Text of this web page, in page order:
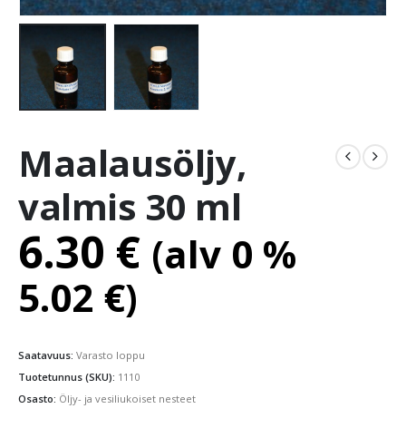
Maalausöljy,
valmis 30 ml
6.30 € (alv 0 %
5.02 €)
Saatavuus: Varasto loppu
Tuotetunnus (SKU): 1110
Osasto: Öljy- ja vesiliukoiset nesteet